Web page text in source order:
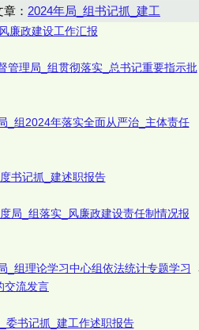
： 2024年局_组书记抓_建工
廉政建设工作汇报
管理局_组贯彻落实_总书记重要指示批
_组2024年落实全面从严治_主体责任
书记抓_建述职报告
局_组落实_风廉政建设责任制情况报
_组理论学习中心组依法统计专题学习
交流发言
委书记抓_建工作述职报告